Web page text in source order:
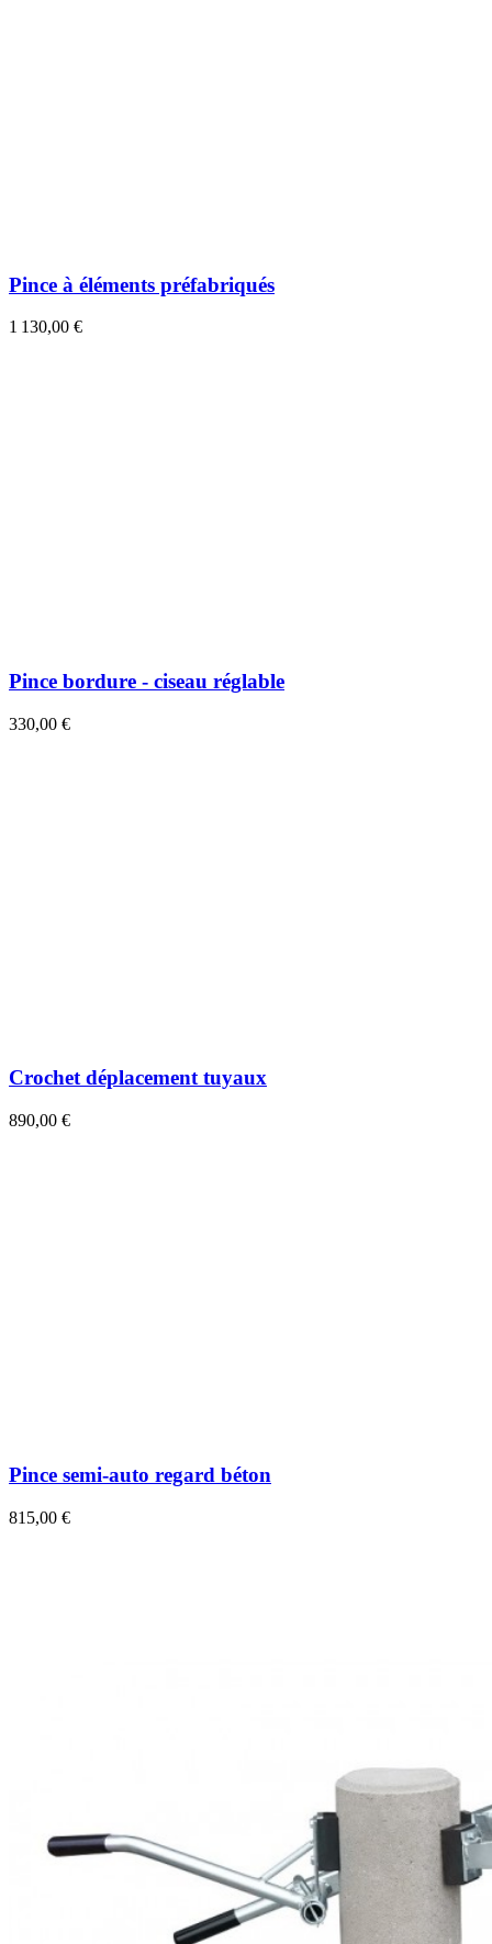
Pince à éléments préfabriqués
1 130,00 €
Pince bordure - ciseau réglable
330,00 €
Crochet déplacement tuyaux
890,00 €
Pince semi-auto regard béton
815,00 €